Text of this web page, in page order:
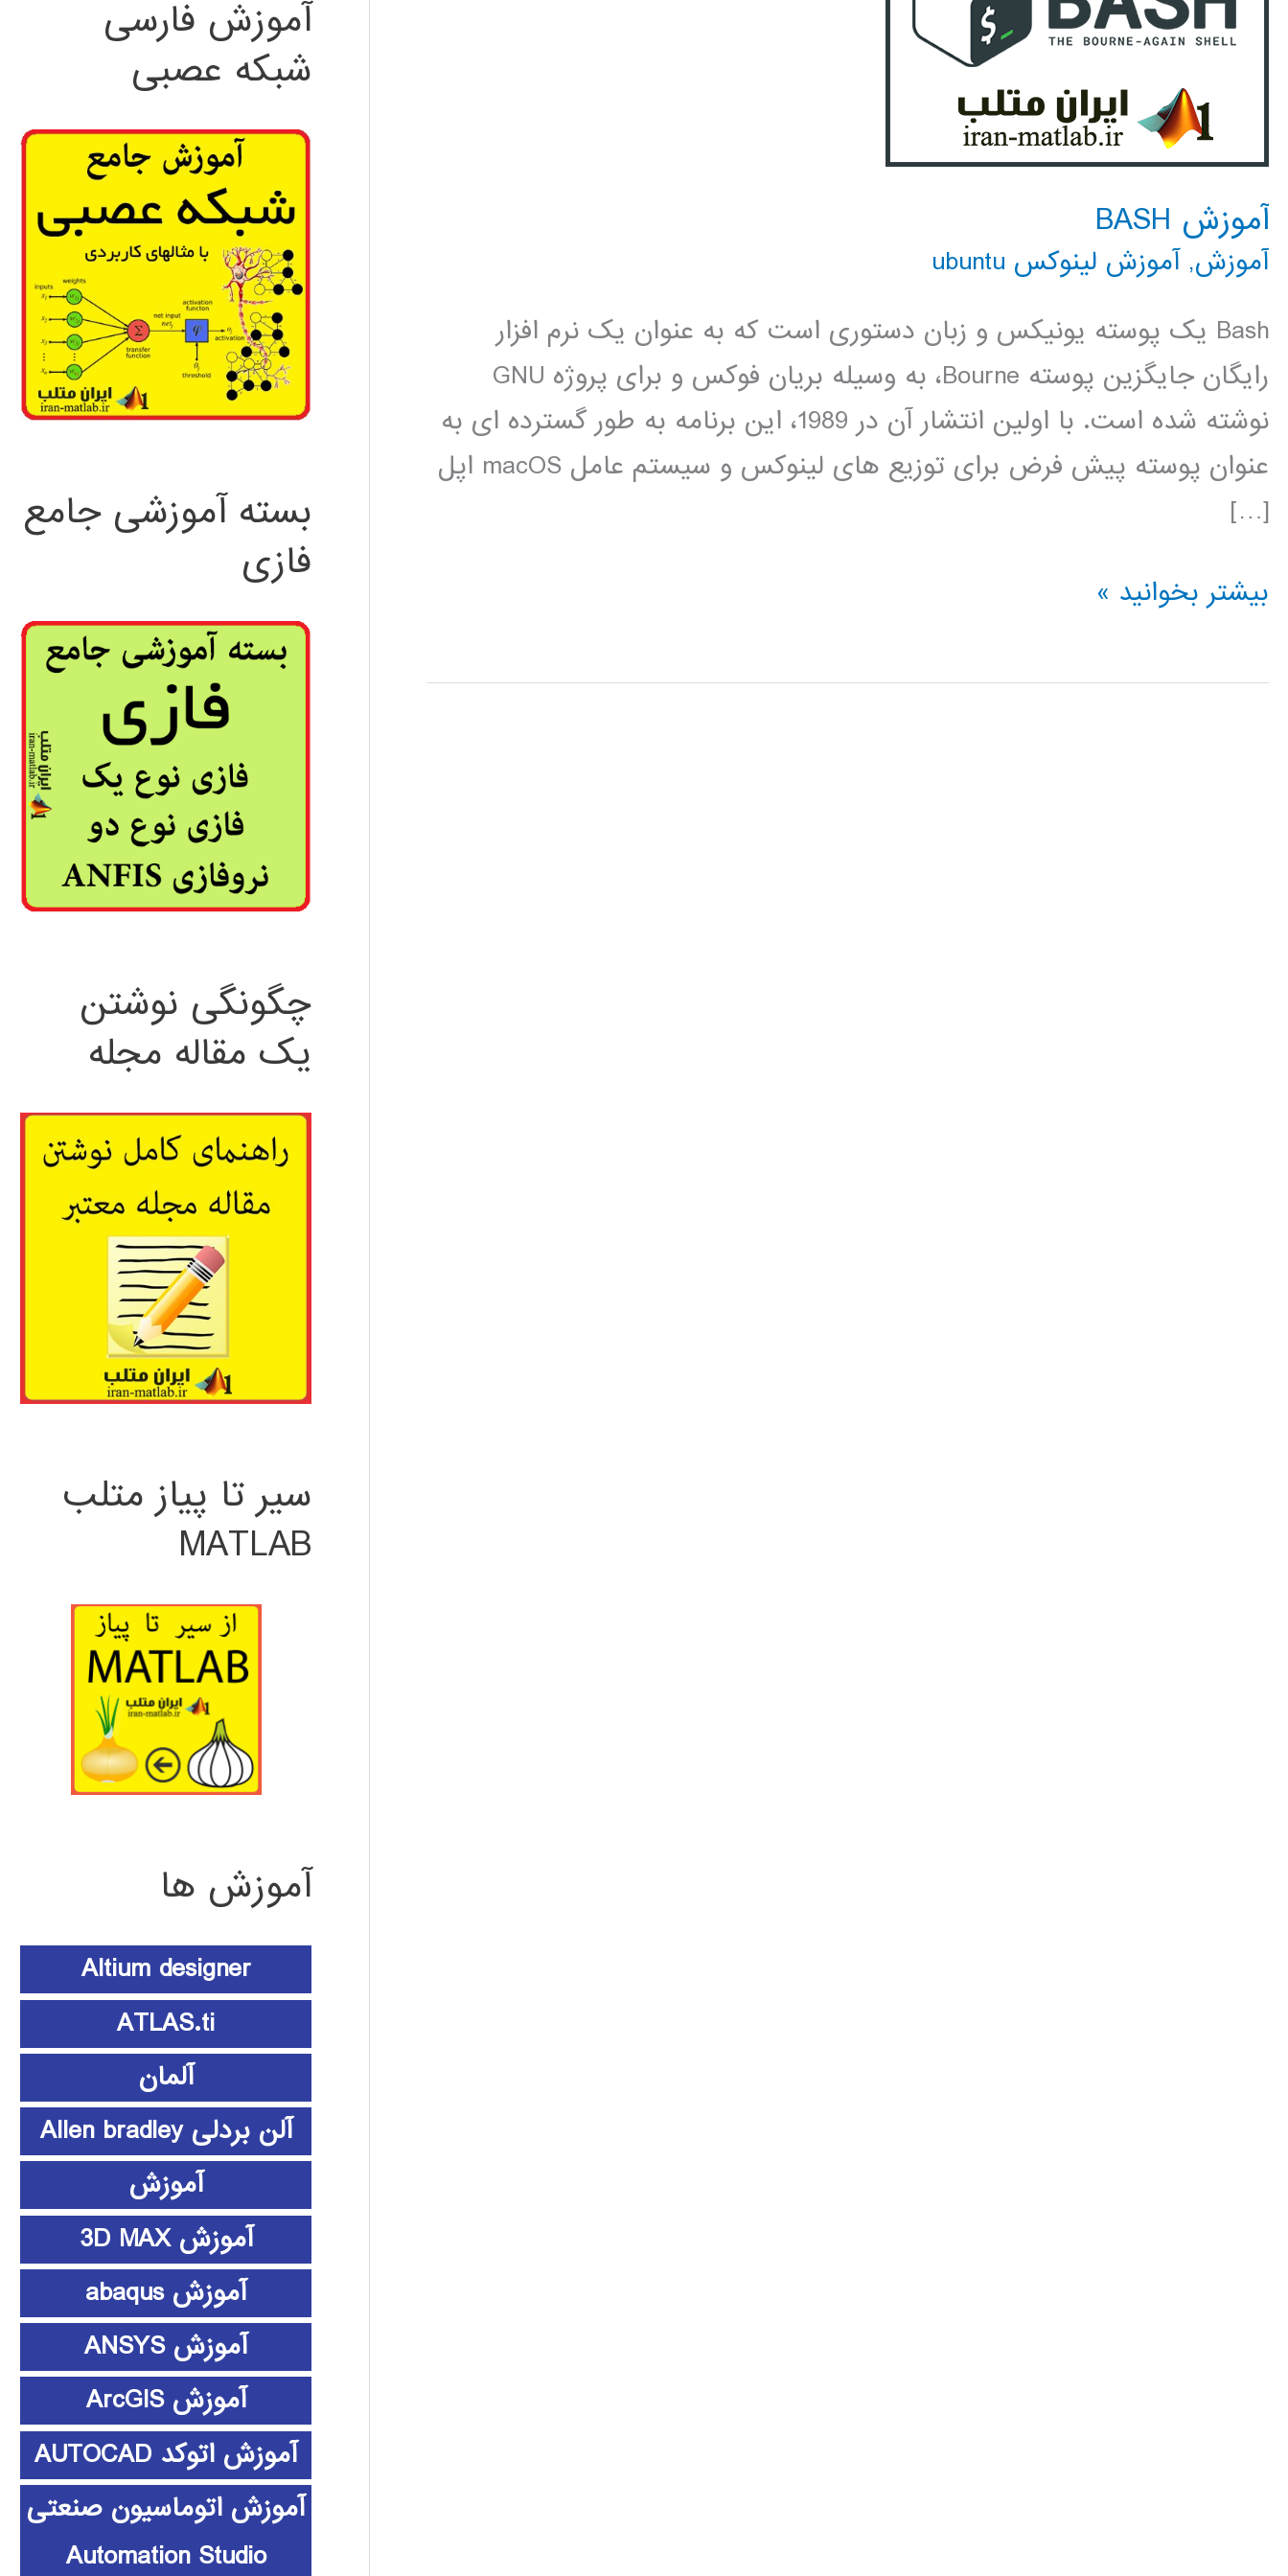
آموزش BASH
آموزش,آموزش لینوکس ubuntu
Bash یک پوسته یونیکس و زبان دستوری است که به عنوان یک نرم افزار
رایگان جایگزین پوسته Bourne، به وسیله بریان فوکس و برای پروژه GNU
نوشته شده است. با اولین انتشار آن در 1989، این برنامه به طور گسترده ای به
عنوان پوسته پیش فرض برای توزیع های لینوکس و سیستم عامل macOS اپل
[…]
آموزش
بیشتر بخوانید »
آموزش فارسی
شبکه عصبی
بسته آموزشی جامع
فازی
چگونگی نوشتن
یک مقاله مجله
سیر تا پیاز متلب
MATLAB
آموزش ها
Altium designer
ATLAS.ti
آلمان
آلن بردلی Allen bradley
آموزش
آموزش 3D MAX
آموزش abaqus
آموزش ANSYS
آموزش ArcGIS
آموزش اتوکد AUTOCAD
آموزش اتوماسیون صنعتی
Automation Studio